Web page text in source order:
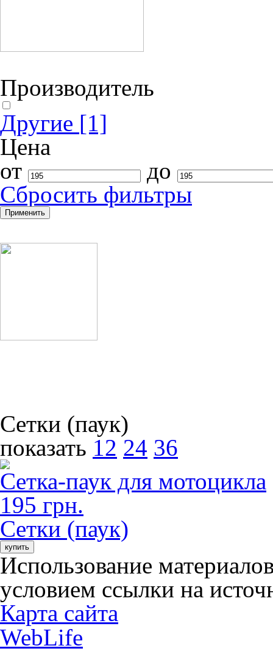
Производитель
Другие [1]
Цена
от
до
Cбросить фильтры
Сетки (паук)
показать 12 24 36
Сетка-паук для мотоцикла
195 грн.
Сетки (паук)
купить
Использование
условием ссылки на
Карта сайта
WebLife